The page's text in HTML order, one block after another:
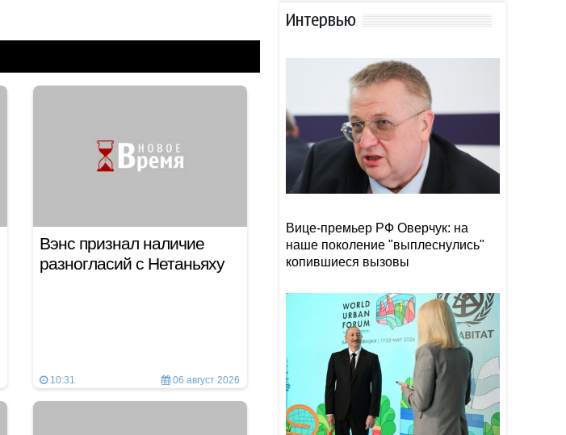
Вэнс признал наличие
разногласий с Нетаньяху
10:31 06 август 2026
Сирию
туристки нашли в чемодане
Начался официальный визит
Джейхуна Байрамова в
Украину
Интервью
Вице-премьер РФ Оверчук: на
наше поколение "выплеснулись"
копившиеся вызовы